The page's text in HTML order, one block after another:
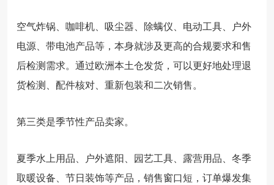
空气炸锅、咖啡机、吸尘器、除螨仪、电动工具、户外
电源、带电池产品等，本身就涉及更高的合规要求和售
后检测需求。通过欧洲本土仓发货，可以更好地处理退
货检测、配件核对、重新包装和二次销售。
第三类是季节性产品卖家。
夏季水上用品、户外遮阳、园艺工具、露营用品、冬季
取暖设备、节日装饰等产品，销售窗口短，订单爆发集